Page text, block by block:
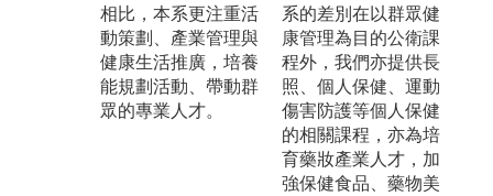
相比，本系更注重活
動策劃、產業管理與
健康生活推廣，培養
能規劃活動、帶動群
眾的專業人才。
系的差別在以群眾健
康管理為目的公衛課
程外，我們亦提供長
照、個人保健、運動
傷害防護等個人保健
的相關課程，亦為培
育藥妝產業人才，加
強保健食品、藥物美